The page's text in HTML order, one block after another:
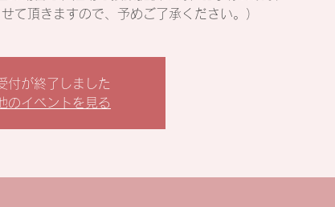
て頂きますので、予めご了承ください。）
付が終了しました
のイベントを見る